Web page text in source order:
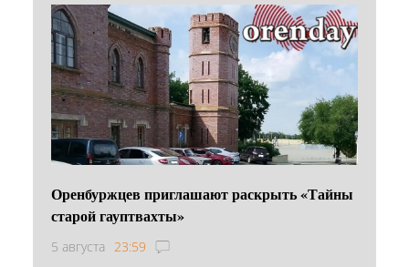
Оренбуржцев приглашают раскрыть «Тайны
старой гауптвахты»
5 августа 23:59